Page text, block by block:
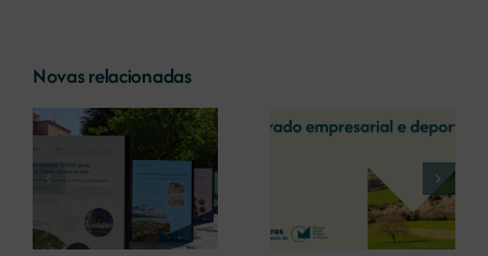
Novas relacionadas
A COMG reúne a
dous líderes
empresarias con
motivo do seu
Centenario para
debater sobre o
A OIPE e o
CRETUS
presentan as
últimas
innovacións en
restauración